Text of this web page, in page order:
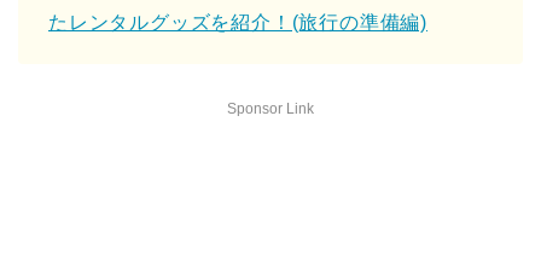
たレンタルグッズを紹介！(旅行の準備編)
Sponsor Link